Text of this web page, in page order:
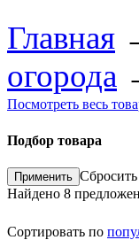
Главная
огорода
Посмотреть весь
Подбор товара
Найдено 8
Сортировать по